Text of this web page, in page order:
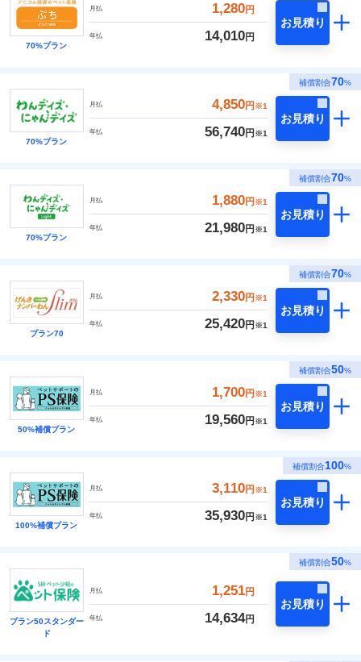
70%プラン
月払 1,280円
年払 14,010円
お見積り
補償割合70%
70%プラン
月払 4,850円 ※1
年払 56,740円 ※1
お見積り
補償割合70%
70%プラン
月払 1,880円 ※1
年払 21,980円 ※1
お見積り
補償割合70%
プラン70
月払 2,330円 ※1
年払 25,420円 ※1
お見積り
補償割合50%
50%補償プラン
月払 1,700円 ※1
年払 19,560円 ※1
お見積り
補償割合100%
100%補償プラン
月払 3,110円 ※1
年払 35,930円 ※1
お見積り
補償割合50%
プラン50スタンダー
ド
月払 1,251円
年払 14,634円
お見積り